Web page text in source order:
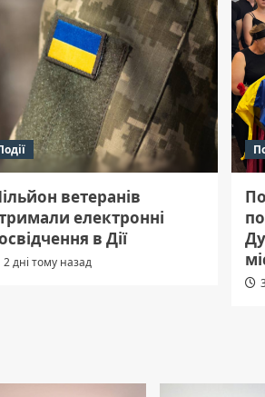
ветеранів
електронні
в Дії
2 дні тому назад